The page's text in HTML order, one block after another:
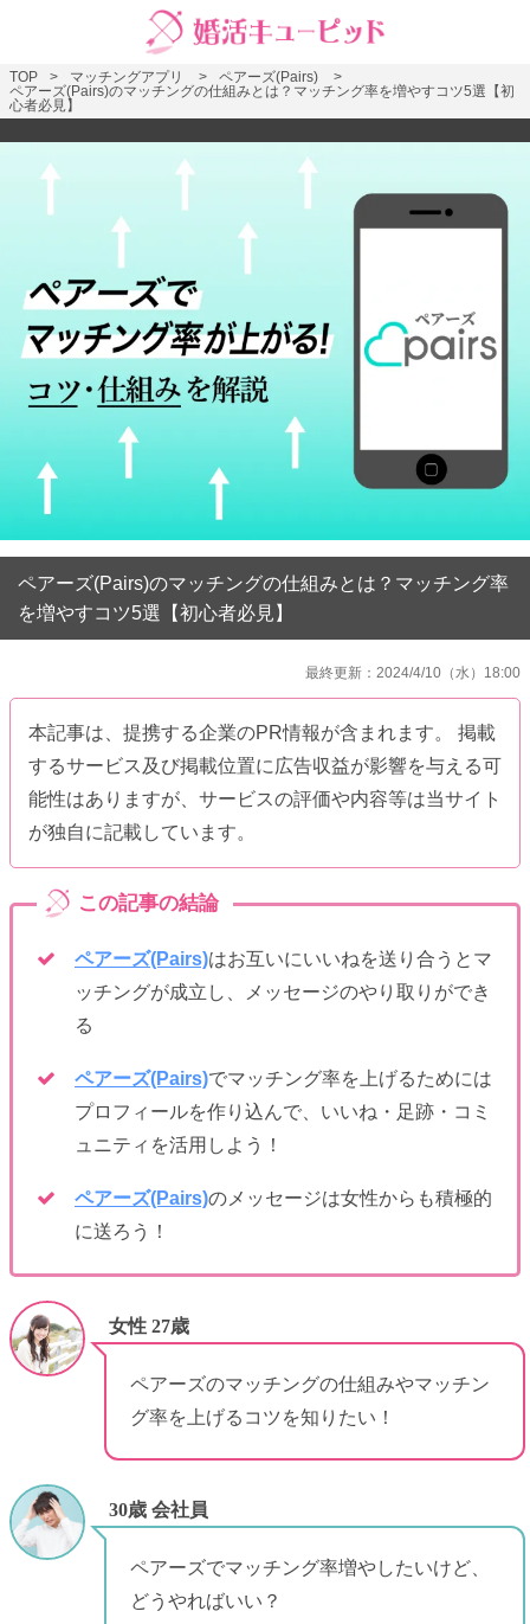
TOP マッチングアプリ
ペアーズ(Pairs)
ペアーズ(Pairs)のマッチングの仕組みとは？マッチング率を増やすコツ5選【初
心者必見】
ペアーズ(Pairs)のマッチングの仕組みとは？マッチング率
を増やすコツ5選【初心者必見】
最終更新：2024/4/10（水）18:00
本記事は、提携する企業のPR情報が含まれます。 掲載
するサービス及び掲載位置に広告収益が影響を与える可
能性はありますが、サービスの評価や内容等は当サイト
が独自に記載しています。
ペアーズ(Pairs)はお互いにいいねを送り合うとマ
ッチングが成立し、メッセージのやり取りができ
る
ペアーズ(Pairs)でマッチング率を上げるためには
プロフィールを作り込んで、いいね・足跡・コミ
ュニティを活用しよう！
ペアーズ(Pairs)のメッセージは女性からも積極的
に送ろう！
女性 27歳
ペアーズのマッチングの仕組みやマッチン
グ率を上げるコツを知りたい！
30歳 会社員
ペアーズでマッチング率増やしたいけど、
どうやればいい？